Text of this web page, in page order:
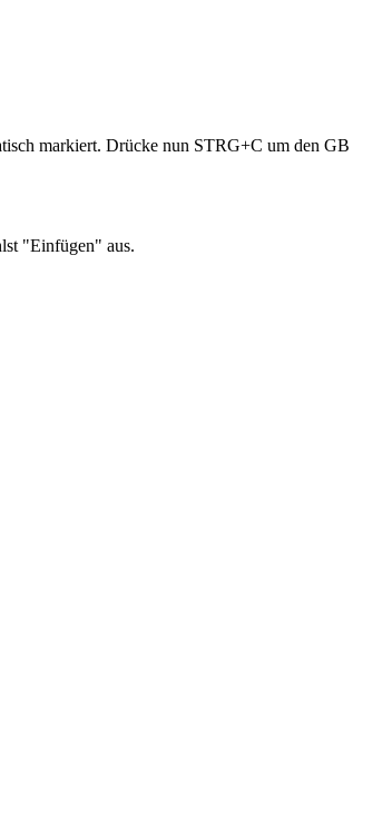
markiert. Drücke nun STRG+C um den GB
"Einfügen" aus.